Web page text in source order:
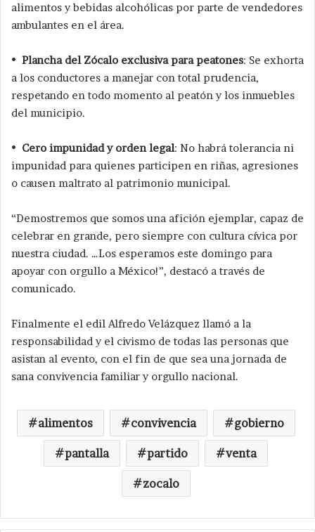
alimentos y bebidas alcohólicas por parte de vendedores
ambulantes en el área.
• Plancha del Zócalo exclusiva para peatones: Se exhorta
a los conductores a manejar con total prudencia,
respetando en todo momento al peatón y los inmuebles
del municipio.
• Cero impunidad y orden legal: No habrá tolerancia ni
impunidad para quienes participen en riñas, agresiones
o causen maltrato al patrimonio municipal.
“Demostremos que somos una afición ejemplar, capaz de
celebrar en grande, pero siempre con cultura cívica por
nuestra ciudad. …Los esperamos este domingo para
apoyar con orgullo a México!”, destacó a través de
comunicado.
Finalmente el edil Alfredo Velázquez llamó a la
responsabilidad y el civismo de todas las personas que
asistan al evento, con el fin de que sea una jornada de
sana convivencia familiar y orgullo nacional.
alimentos convivencia gobierno
pantalla partido venta
zocalo